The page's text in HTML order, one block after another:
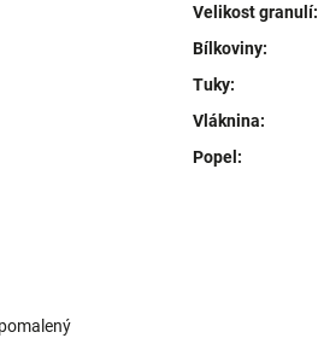
Velikost granulí:
Bílkoviny:
Tuky:
Vláknina:
Popel :